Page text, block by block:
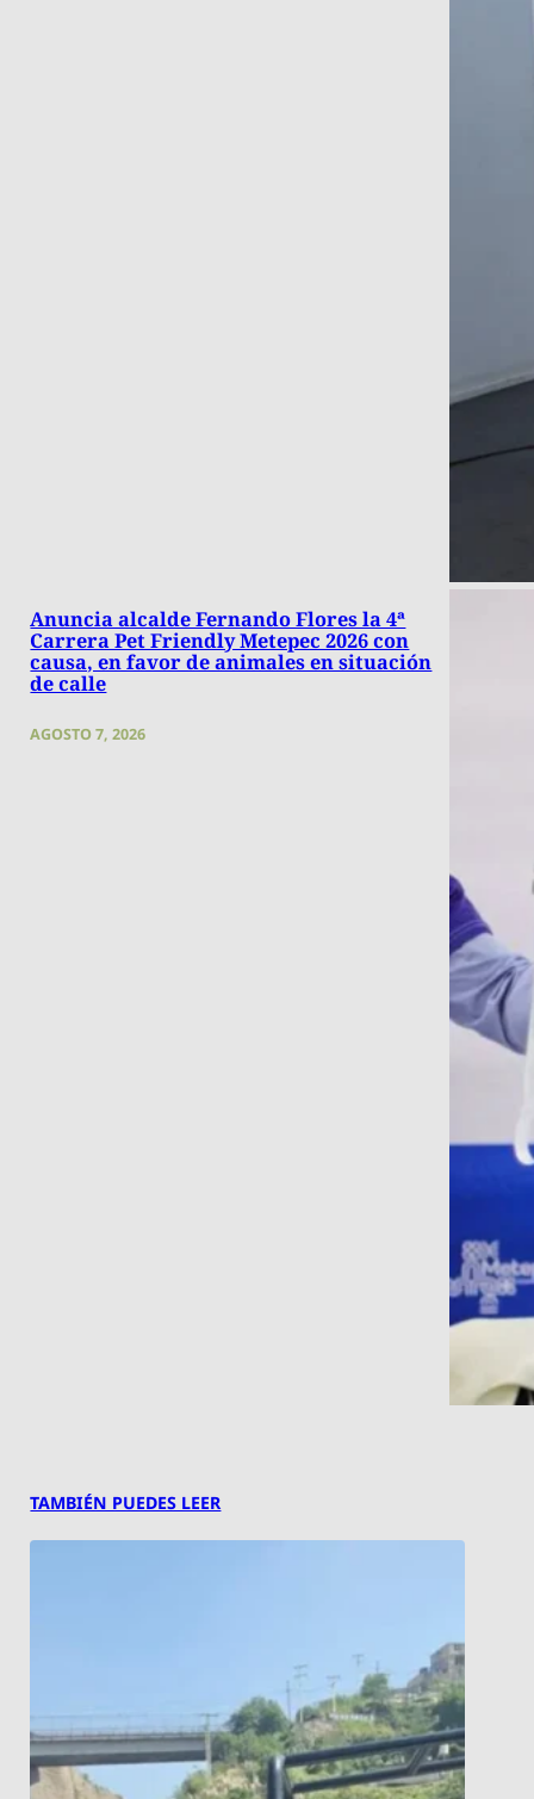
Anuncia alcalde Fernando Flores la 4ª
Carrera Pet Friendly Metepec 2026 con
causa, en favor de animales en situación
de calle
AGOSTO 7, 2026
TAMBIÉN PUEDES LEER